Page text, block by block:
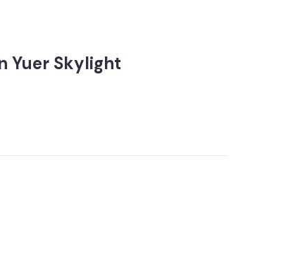
Yuer Skylight